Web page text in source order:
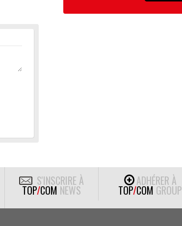
S'INSCRIRE À
TOP/COM NEWS
ADHÉRER À
TOP/COM GROUP